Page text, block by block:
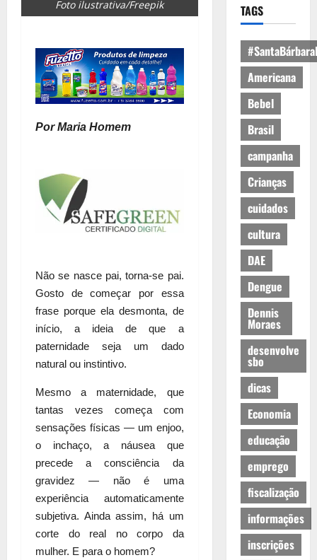
Foto ilustrativa/Freepik
Por Maria Homem
Não se nasce pai, torna-se pai.
Gosto de começar por essa
frase porque ela desmonta, de
início, a ideia de que a
paternidade seja um dado
natural ou instintivo.
Mesmo a maternidade, que
tantas vezes começa com
sensações físicas — um enjoo,
o inchaço, a náusea que
precede a consciência da
gravidez — não é uma
experiência automaticamente
subjetiva. Ainda assim, há um
corte do real no corpo da
mulher. E para o homem?
TAGS
Americana
Bebel
Brasil
campanha
Crianças
cuidados
cultura
DAE
Dengue
Dennis
Moraes
desenvolve
sbo
dicas
Economia
educação
emprego
fiscalização
informações
inscrições